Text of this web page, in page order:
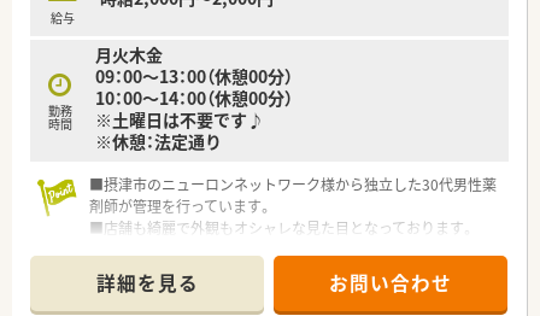
給与
勤務
時間
月火木金
09：00～13：00（休憩00分）
10：00～14：00（休憩00分）
※土曜日は不要です♪
※休憩：法定通り
■摂津市のニューロンネットワーク様から独立した30代男性薬
剤師が管理を行っています。
■店舗も綺麗で外観もオシャレな見た目となっております。
■クリニックとのマンツーマン薬局が殆どで、クリニックとの信
頼関係があり、疑義照会や連携などがやりやすい環境です。
詳細を見る お問い合わせ